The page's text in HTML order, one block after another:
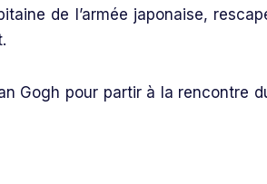
de l’armée japonaise,
Gogh pour partir à la rencontre